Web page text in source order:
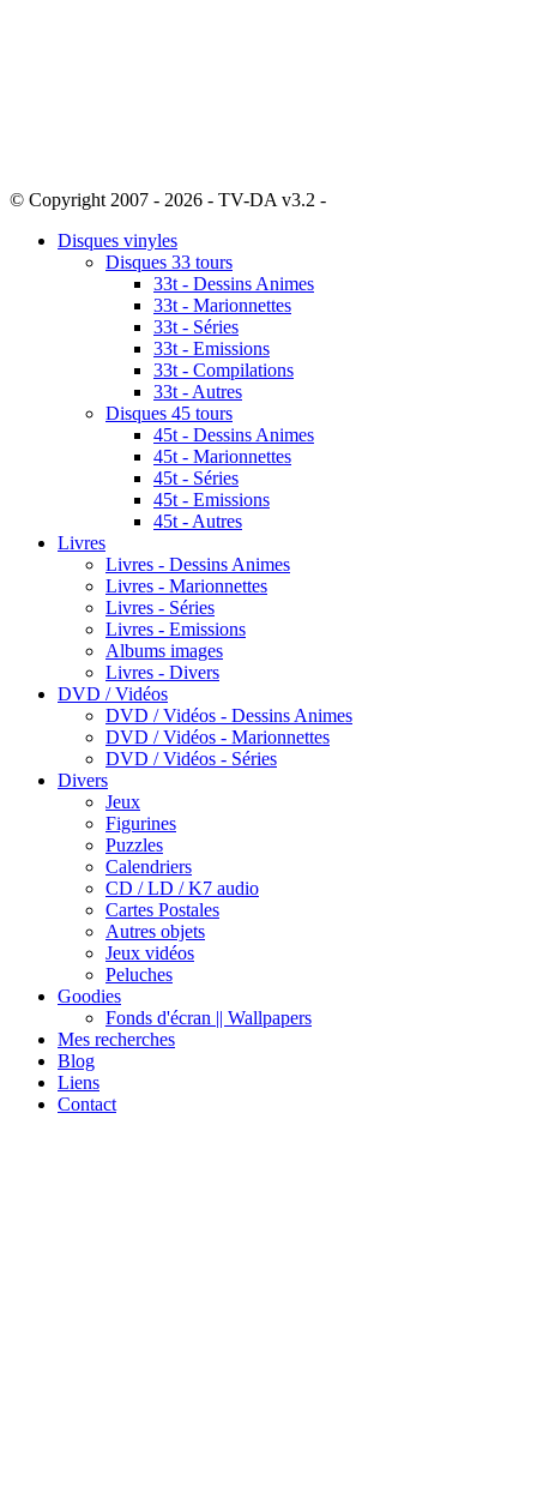
© Copyright 2007 - 2026 - TV-DA v3.2 -
Disques vinyles
Disques 33 tours
33t - Dessins Animes
33t - Marionnettes
33t - Séries
33t - Emissions
33t - Compilations
33t - Autres
Disques 45 tours
45t - Dessins Animes
45t - Marionnettes
45t - Séries
45t - Emissions
45t - Autres
Livres
Livres - Dessins Animes
Livres - Marionnettes
Livres - Séries
Livres - Emissions
Albums images
Livres - Divers
DVD / Vidéos
DVD / Vidéos - Dessins Animes
DVD / Vidéos - Marionnettes
DVD / Vidéos - Séries
Divers
Jeux
Figurines
Puzzles
Calendriers
CD / LD / K7 audio
Cartes Postales
Autres objets
Jeux vidéos
Peluches
Goodies
Fonds d'écran || Wallpapers
Mes recherches
Blog
Liens
Contact